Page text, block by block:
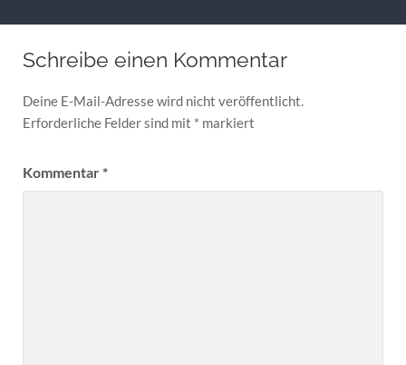
Schreibe einen Kommentar
Deine E-Mail-Adresse wird nicht veröffentlicht.
Erforderliche Felder sind mit * markiert
Kommentar*